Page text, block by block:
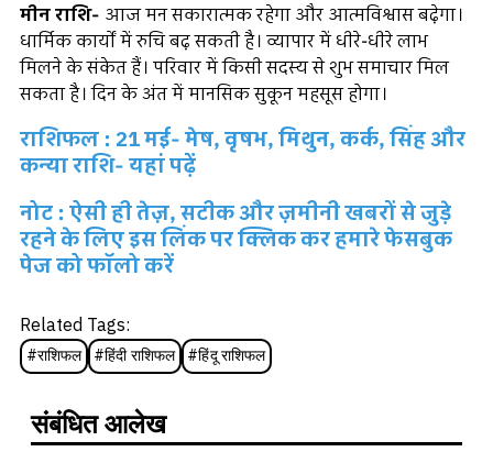
मीन राशि- आज मन सकारात्मक रहेगा और आत्मविश्वास बढ़ेगा।
धार्मिक कार्यों में रुचि बढ़ सकती है। व्यापार में धीरे-धीरे लाभ
मिलने के संकेत हैं। परिवार में किसी सदस्य से शुभ समाचार मिल
सकता है। दिन के अंत में मानसिक सुकून महसूस होगा।
राशिफल : 21 मई- मेष, वृषभ, मिथुन, कर्क, सिंह और
कन्या राशि- यहां पढ़ें
नोट : ऐसी ही तेज़, सटीक और ज़मीनी खबरों से जुड़े
रहने के लिए इस लिंक पर क्लिक कर हमारे फेसबुक
पेज को फॉलो करें
Related Tags:
#राशिफल #हिंदी राशिफल #हिंदू राशिफल
संबंधित आलेख